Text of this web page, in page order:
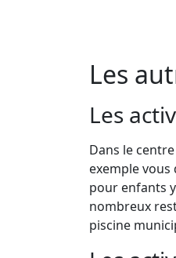
Les
Les
Dans le
exemple
pour enfants
nombreux
piscine